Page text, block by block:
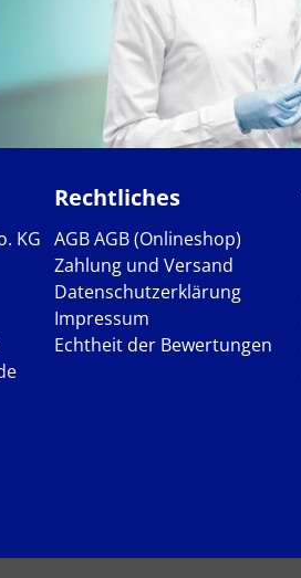
KG
Rechtliches
AGBAGB (Onlineshop)
Zahlung und Versand
Datenschutzerklärung
Impressum
Echtheit der Bewertungen